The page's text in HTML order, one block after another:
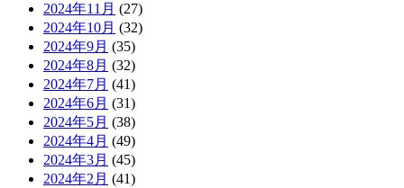
2024年11月 (27)
2024年10月 (32)
2024年9月 (35)
2024年8月 (32)
2024年7月 (41)
2024年6月 (31)
2024年5月 (38)
2024年4月 (49)
2024年3月 (45)
2024年2月 (41)